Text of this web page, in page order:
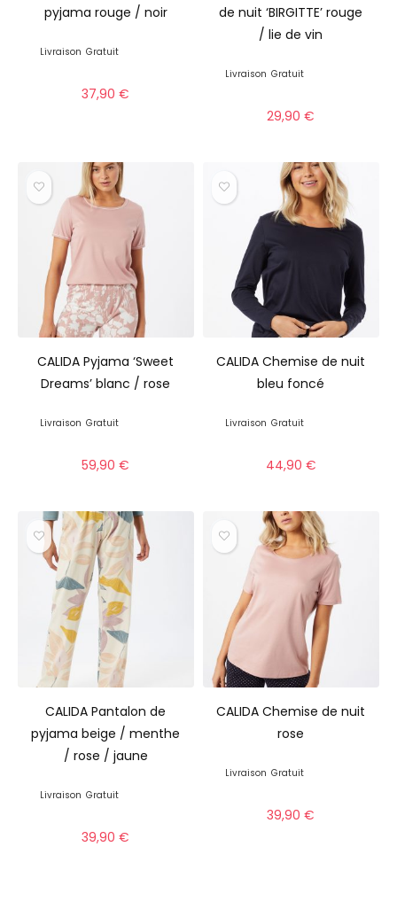
pyjama rouge / noir
Livraison Gratuit
37,90€
de nuit ‘BIRGITTE’ rouge
/ lie de vin
Livraison Gratuit
29,90€
CALIDA Pyjama ‘Sweet
Dreams’ blanc / rose
Livraison Gratuit
59,90€
CALIDA Chemise de nuit
bleu foncé
Livraison Gratuit
44,90 €
CALIDA Pantalon de
pyjama beige / menthe
/ rose / jaune
Livraison Gratuit
39,90€
CALIDA Chemise de nuit
rose
Livraison Gratuit
39,90€